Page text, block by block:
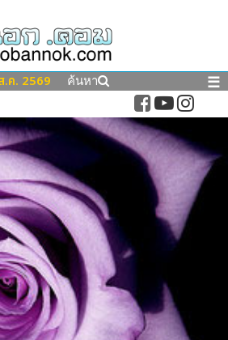
.ค. 2569 ค้นหา ☰